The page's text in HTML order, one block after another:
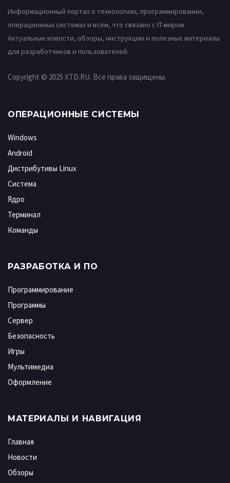
Информационный портал о технологиях, программировании,
операционных системах и всём, что связано с IT-миром.
Актуальные новости, обзоры, инструкции и полезные материалы
для разработчиков и пользователей.
Copyright © 2025 XTD.RU. Все права защищены.
ОПЕРАЦИОННЫЕ СИСТЕМЫ
Windows
Android
Дистрибутивы Linux
Система
Ядро
Терминал
Команды
РАЗРАБОТКА И ПО
Программирование
Программы
Сервер
Безопасность
Игры
Мультимедиа
Оформление
МАТЕРИАЛЫ И НАВИГАЦИЯ
Главная
Новости
Обзоры